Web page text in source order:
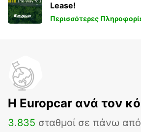
Lease!
Περισσότερες
H Europcar ανά τον
3.835 σταθμοί σε πάνω από